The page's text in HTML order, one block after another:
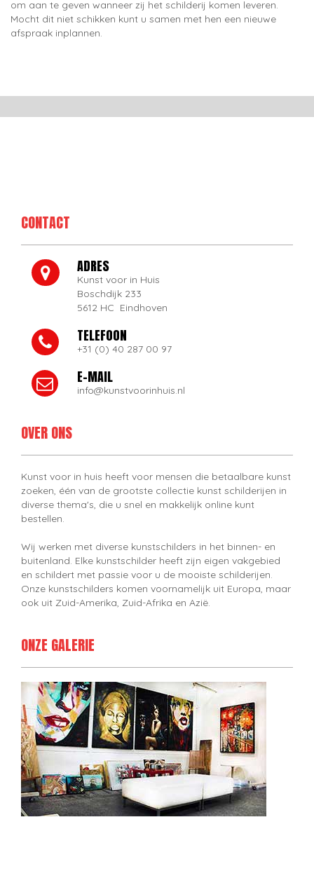
om aan te geven wanneer zij het schilderij komen leveren.
Mocht dit niet schikken kunt u samen met hen een nieuwe
afspraak inplannen.
CONTACT
ADRES
Kunst voor in Huis
Boschdijk 233
5612 HC Eindhoven
TELEFOON
+31 (0) 40 287 00 97
E-MAIL
info@kunstvoorinhuis.nl
OVER ONS
Kunst voor in huis heeft voor mensen die betaalbare kunst
zoeken, één van de grootste collectie kunst schilderijen in
diverse thema's, die u snel en makkelijk online kunt
bestellen.
Wij werken met diverse kunstschilders in het binnen- en
buitenland. Elke kunstschilder heeft zijn eigen vakgebied
en schildert met passie voor u de mooiste schilderijen.
Onze kunstschilders komen voornamelijk uit Europa, maar
ook uit Zuid-Amerika, Zuid-Afrika en Azië.
ONZE GALERIE